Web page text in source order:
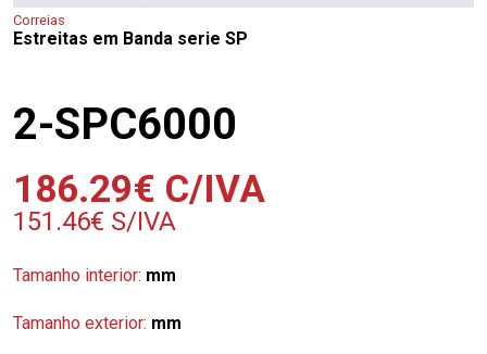
Correias
Estreitas em Banda serie SP
2-SPC6000
186.29€ C/IVA
151.46€ S/IVA
Tamanho interior: mm
Tamanho exterior: mm